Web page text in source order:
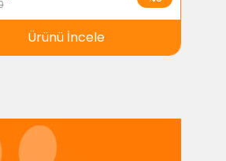
Ürünü İncele